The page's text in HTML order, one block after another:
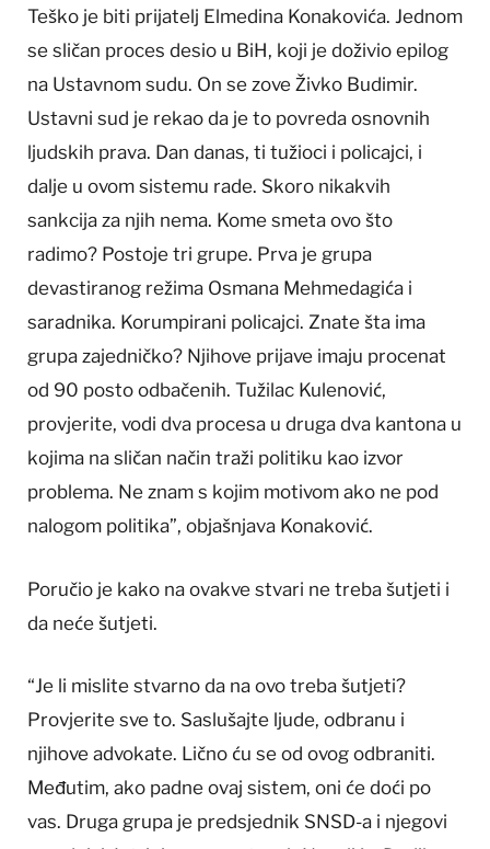
Teško je biti prijatelj Elmedina Konakovića. Jednom
se sličan proces desio u BiH, koji je doživio epilog
na Ustavnom sudu. On se zove Živko Budimir.
Ustavni sud je rekao da je to povreda osnovnih
ljudskih prava. Dan danas, ti tužioci i policajci, i
dalje u ovom sistemu rade. Skoro nikakvih
sankcija za njih nema. Kome smeta ovo što
radimo? Postoje tri grupe. Prva je grupa
devastiranog režima Osmana Mehmedagića i
saradnika. Korumpirani policajci. Znate šta ima
grupa zajedničko? Njihove prijave imaju procenat
od 90 posto odbačenih. Tužilac Kulenović,
provjerite, vodi dva procesa u druga dva kantona u
kojima na sličan način traži politiku kao izvor
problema. Ne znam s kojim motivom ako ne pod
nalogom politika”, objašnjava Konaković.
Poručio je kako na ovakve stvari ne treba šutjeti i
da neće šutjeti.
“Je li mislite stvarno da na ovo treba šutjeti?
Provjerite sve to. Saslušajte ljude, odbranu i
njihove advokate. Lično ću se od ovog odbraniti.
Međutim, ako padne ovaj sistem, oni će doći po
vas. Druga grupa je predsjednik SNSD-a i njegovi